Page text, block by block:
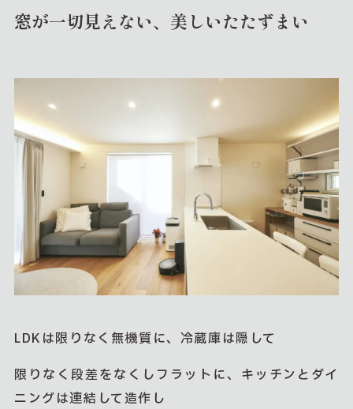
窓が一切見えない、美しいたたずまい
LDKは限りなく無機質に、冷蔵庫は隠して
限りなく段差をなくしフラットに、キッチンとダイ
ニングは連結して造作し